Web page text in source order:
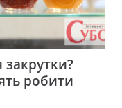
закрутки?
робити